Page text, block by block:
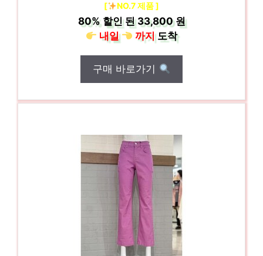
[ NO.7 제품 ]
80%할인 된33,800 원
내일
까지도착
구매 바로가기